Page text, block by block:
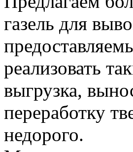
газель для
реализовать
выгрузка,
переработку
недорого.